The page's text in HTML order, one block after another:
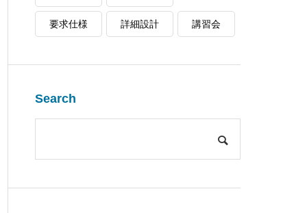
要求仕様 詳細設計 講習会
Search